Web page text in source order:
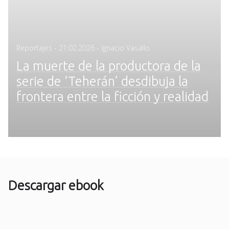
Reportajes - Posted
21.02.2026 - Ignacio Vasallo
La muerte de la productora de la
serie de ‘Teherán’ desdibuja la
frontera entre la ficción y realidad
Descargar ebook